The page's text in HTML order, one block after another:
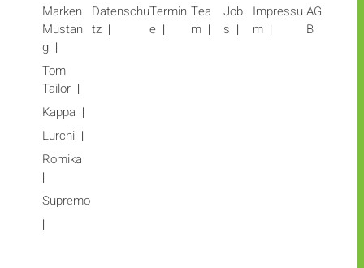
Marken
Mustan
g
Tom
Tailor
Kappa
Lurchi
Romika
Supremo
Datenschu
tz
Termin
e
Tea
m
Job
s
Impressu
m
AG
B